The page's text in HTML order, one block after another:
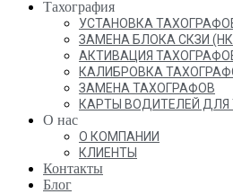
Тахография
УСТАНОВКА
ЗАМЕНА БЛОКА СКЗИ
АКТИВАЦИЯ
КАЛИБРОВКА
ЗАМЕНА ТАХОГРАФОВ
КАРТЫ ВОДИТЕЛЕЙ ДЛЯ
О нас
О КОМПАНИИ
КЛИЕНТЫ
Контакты
Блог